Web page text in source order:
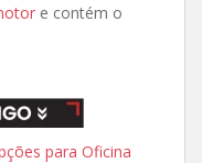
e contém o
para Oficina